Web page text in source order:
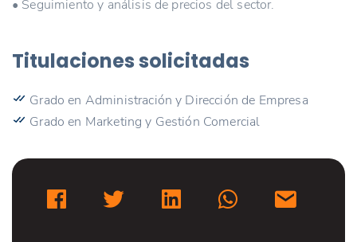
• Seguimiento y análisis de precios del sector.
Titulaciones solicitadas
Grado en Administración y Dirección de Empresa
Grado en Marketing y Gestión Comercial